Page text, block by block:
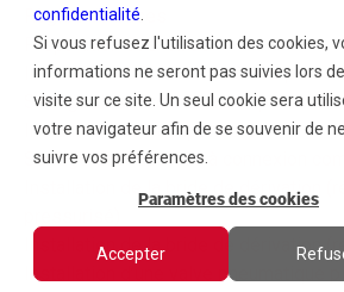
confidentialité
Si vous refusez l'utilisation des cookies,
informations ne seront pas suivies lors
visite sur ce site. Un seul cookie sera
votre navigateur afin de se souvenir de
suivre vos préférences.
Paramètres des cookies
Accepter
Règles de bases
Préparation des tubes
Installation des raccords à
Serrage des raccords à compression
Installation des adaptateurs
Serrage des raccords à connexion
Installation de la bride de dérivation
Installation de la bride de dérivation
Installation d’une valve pneumatique